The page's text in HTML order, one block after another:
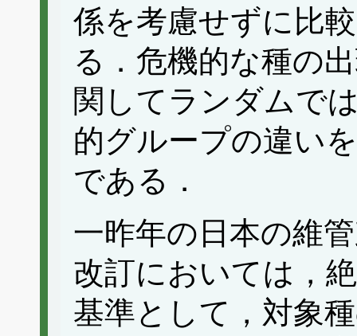
係を考慮せずに比
る．危機的な種の
関してランダムで
的グループの違い
である．
一昨年の日本の維
改訂においては，
基準として，対象